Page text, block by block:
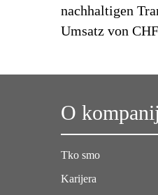
nachhaltigen
Umsatz von
O
Tko smo
Karijera